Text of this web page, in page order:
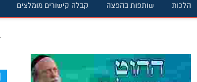
הלכות שותפות בהפצה קבלה קישורים מומלצים